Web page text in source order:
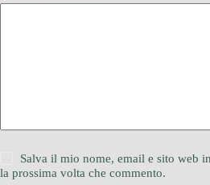
Salva il mio nome, email e sito web
la prossima volta che commento.